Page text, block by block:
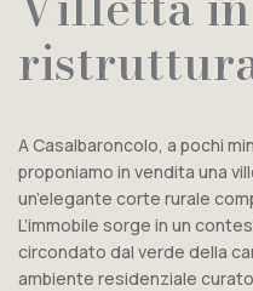
A Casalbaroncolo, a pochi
proponiamo in vendita una
un’elegante corte rurale
L’immobile sorge in un
circondato dal verde della
ambiente residenziale